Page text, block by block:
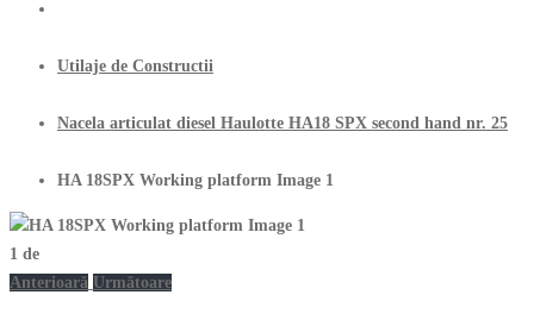
Utilaje de Constructii
Nacela articulat diesel Haulotte HA18 SPX second hand nr. 25
HA 18SPX Working platform Image 1
1 de
Anterioară Următoare